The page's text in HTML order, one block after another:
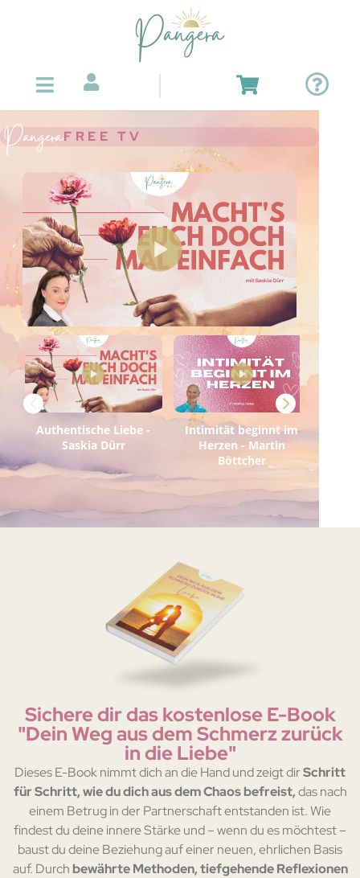
PangeraFREE TV
Sichere dir das kostenlose E-Book
"Dein Weg aus dem Schmerz zurück
in die Liebe"
Dieses E-Book nimmt dich an die Hand und zeigt dirSchritt
für Schritt, wie du dich aus dem Chaos befreist,das nach
einem Betrug in der Partnerschaft entstanden ist. Wie
findest du deine innere Stärke und – wenn du es möchtest –
baust du deine Beziehung auf einer neuen, ehrlichen Basis
auf. Durch bewährte Methoden, tiefgehende Reflexionen